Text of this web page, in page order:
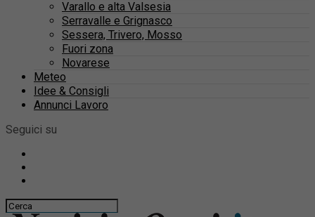
Varallo e alta Valsesia
Serravalle e Grignasco
Sessera, Trivero, Mosso
Fuori zona
Novarese
Meteo
Idee & Consigli
Annunci Lavoro
Seguici su